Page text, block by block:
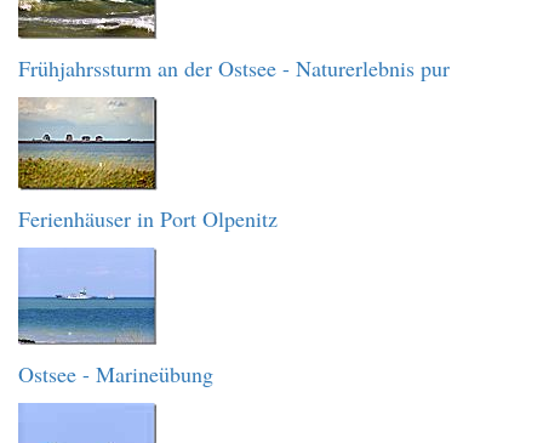
Frühjahrssturm an der Ostsee - Naturerlebnis pur
Ferienhäuser in Port Olpenitz
Ostsee - Marineübung